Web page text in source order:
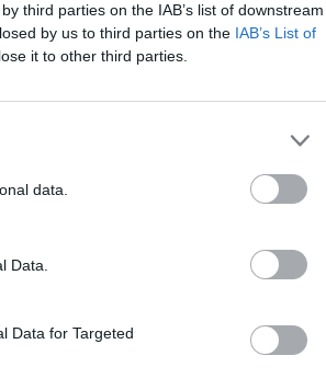
third parties on the IAB’s list of downstream
by us to third parties on the IAB’s List of
it to other third parties.
data.
Data.
Data for Targeted
Forgot Password?
Spa Academy